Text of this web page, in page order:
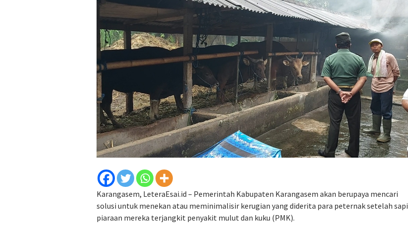
Karangasem, LeteraEsai.id – Pemerintah Kabupaten Karangasem akan berupaya mencari
solusi untuk menekan atau meminimalisir kerugian yang diderita para peternak setelah sapi
piaraan mereka terjangkit penyakit mulut dan kuku (PMK).